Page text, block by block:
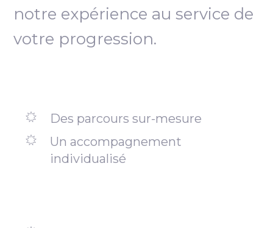
notre expérience au service de
votre progression.
Des parcours sur-mesure
Un accompagnement
individualisé